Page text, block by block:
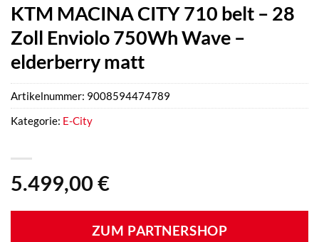
KTM MACINA CITY 710 belt – 28
Zoll Enviolo 750Wh Wave –
elderberry matt
5.499,00 €
ZUM PARTNERSHOP
Artikelnummer: 9008594474789
Kategorie: E-City